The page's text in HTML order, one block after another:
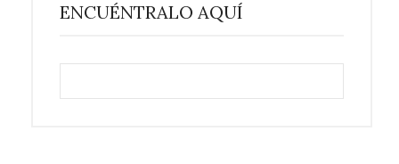
ENCUÉNTRALO AQUÍ